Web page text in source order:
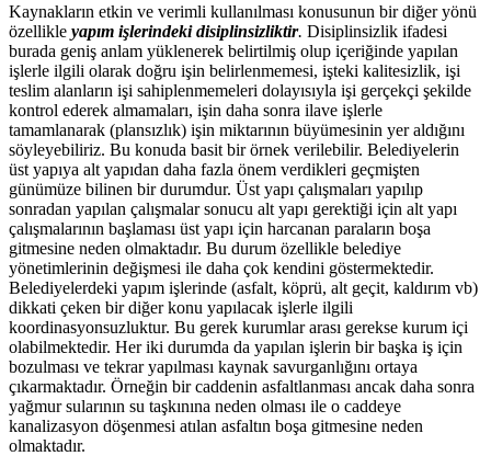
Kaynakların etkin ve verimli kullanılması konusunun bir diğer yönü
özellikle yapım işlerindeki disiplinsizliktir. Disiplinsizlik ifadesi
burada geniş anlam yüklenerek belirtilmiş olup içeriğinde yapılan
işlerle ilgili olarak doğru işin belirlenmemesi, işteki kalitesizlik, işi
teslim alanların işi sahiplenmemeleri dolayısıyla işi gerçekçi şekilde
kontrol ederek almamaları, işin daha sonra ilave işlerle
tamamlanarak (plansızlık) işin miktarının büyümesinin yer aldığını
söyleyebiliriz. Bu konuda basit bir örnek verilebilir. Belediyelerin
üst yapıya alt yapıdan daha fazla önem verdikleri geçmişten
günümüze bilinen bir durumdur. Üst yapı çalışmaları yapılıp
sonradan yapılan çalışmalar sonucu alt yapı gerektiği için alt yapı
çalışmalarının başlaması üst yapı için harcanan paraların boşa
gitmesine neden olmaktadır. Bu durum özellikle belediye
yönetimlerinin değişmesi ile daha çok kendini göstermektedir.
Belediyelerdeki yapım işlerinde (asfalt, köprü, alt geçit, kaldırım vb)
dikkati çeken bir diğer konu yapılacak işlerle ilgili
koordinasyonsuzluktur. Bu gerek kurumlar arası gerekse kurum içi
olabilmektedir. Her iki durumda da yapılan işlerin bir başka iş için
bozulması ve tekrar yapılması kaynak savurganlığını ortaya
çıkarmaktadır. Örneğin bir caddenin asfaltlanması ancak daha sonra
yağmur sularının su taşkınına neden olması ile o caddeye
kanalizasyon döşenmesi atılan asfaltın boşa gitmesine neden
olmaktadır.